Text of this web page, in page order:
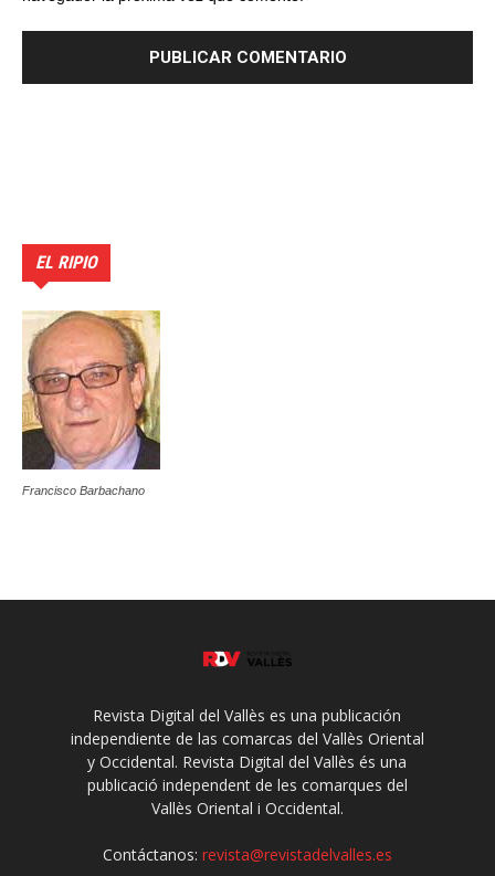
EL RIPIO
Francisco Barbachano
Revista Digital del Vallès es una publicación
independiente de las comarcas del Vallès Oriental
y Occidental. Revista Digital del Vallès és una
publicació independent de les comarques del
Vallès Oriental i Occidental.
Contáctanos: revista@revistadelvalles.es